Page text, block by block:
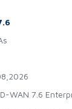
WAN 7.6